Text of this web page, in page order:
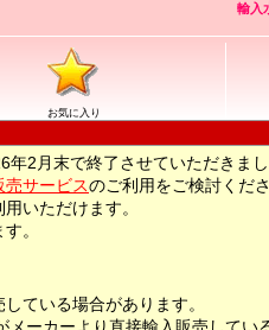
輸入
お気に入り
2月末で終了させていただきまし
売サービスのご利用をご検討くださ
用いただけます。
。
ている場合があります。